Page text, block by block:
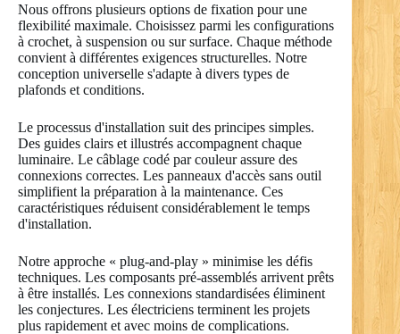
Nous offrons plusieurs options de fixation pour une
flexibilité maximale. Choisissez parmi les configurations
à crochet, à suspension ou sur surface. Chaque méthode
convient à différentes exigences structurelles. Notre
conception universelle s'adapte à divers types de
plafonds et conditions.
Le processus d'installation suit des principes simples.
Des guides clairs et illustrés accompagnent chaque
luminaire. Le câblage codé par couleur assure des
connexions correctes. Les panneaux d'accès sans outil
simplifient la préparation à la maintenance. Ces
caractéristiques réduisent considérablement le temps
d'installation.
Notre approche « plug-and-play » minimise les défis
techniques. Les composants pré-assemblés arrivent prêts
à être installés. Les connexions standardisées éliminent
les conjectures. Les électriciens terminent les projets
plus rapidement et avec moins de complications.